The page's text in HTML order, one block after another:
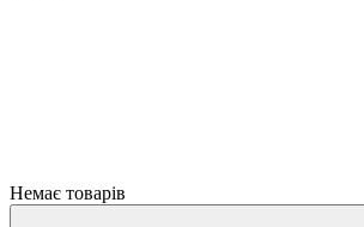
Немає товарів